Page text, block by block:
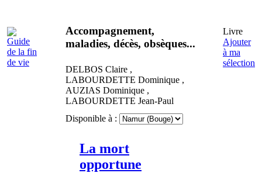
Livre
Ajouter
à ma
sélection
Accompagnement,
maladies, décès, obsèques...
DELBOS Claire ,
LABOURDETTE Dominique ,
AUZIAS Dominique ,
LABOURDETTE Jean-Paul
Disponible à :
La mort
opportune